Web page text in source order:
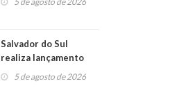
Sebastião do Caí
Salvador do Sul
realiza lançamento
oficial da Escolha de
5 de agosto de 2026